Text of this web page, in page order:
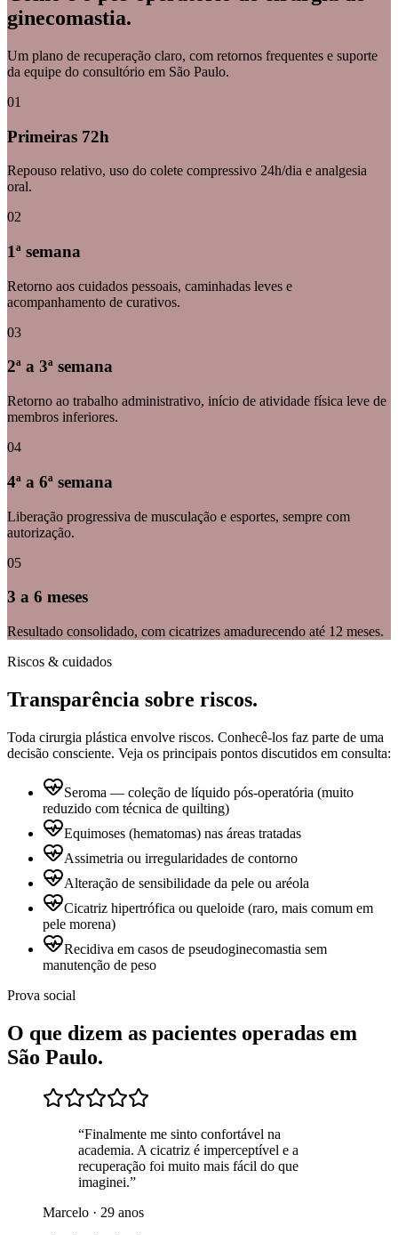
ginecomastia.
Um plano de recuperação claro, com retornos frequentes e suporte
da equipe do consultório em São Paulo.
01
Primeiras 72h
Repouso relativo, uso do colete compressivo 24h/dia e analgesia
oral.
02
1ª semana
Retorno aos cuidados pessoais, caminhadas leves e
acompanhamento de curativos.
03
2ª a 3ª semana
Retorno ao trabalho administrativo, início de atividade física leve de
membros inferiores.
04
4ª a 6ª semana
Liberação progressiva de musculação e esportes, sempre com
autorização.
05
3 a 6 meses
Resultado consolidado, com cicatrizes amadurecendo até 12 meses.
Riscos & cuidados
Transparência sobre riscos.
Toda cirurgia plástica envolve riscos. Conhecê-los faz parte de uma
decisão consciente. Veja os principais pontos discutidos em consulta:
Seroma — coleção de líquido pós-operatória (muito
reduzido com técnica de quilting)
Equimoses (hematomas) nas áreas tratadas
Assimetria ou irregularidades de contorno
Alteração de sensibilidade da pele ou aréola
Cicatriz hipertrófica ou queloide (raro, mais comum em
pele morena)
Recidiva em casos de pseudoginecomastia sem
manutenção de peso
Prova social
O que dizem as pacientes operadas em
São Paulo.
“Finalmente me sinto confortável na
academia. A cicatriz é imperceptível e a
recuperação foi muito mais fácil do que
imaginei.”
Marcelo · 29 anos